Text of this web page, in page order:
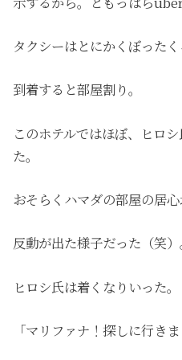
タクシーはとにかくぼった
到着すると部屋割り。
このホテルではほぼ、ヒロ
た。
おそらくハマダの部屋の居心
反動が出た様子だった（笑）
ヒロシ氏は着くなりいった。
「マリファナ！探しに行きま